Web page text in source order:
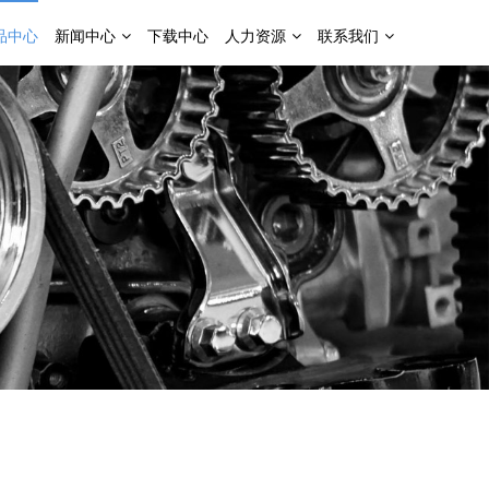
中心 新闻中心 下载中心 人力资源 联系我们